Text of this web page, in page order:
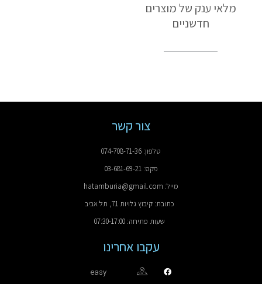
מלאי ענק של מוצרים
חדשניים
צור קשר
טלפון: 074-708-71-36
פקס: 03-681-69-21
מייל: hatamburia@gmail.com
כתובת: קיבוץ גלויות 71, תל אביב
שעות פתיחה: 07:30-17:00
עקבו אחרינו
easy